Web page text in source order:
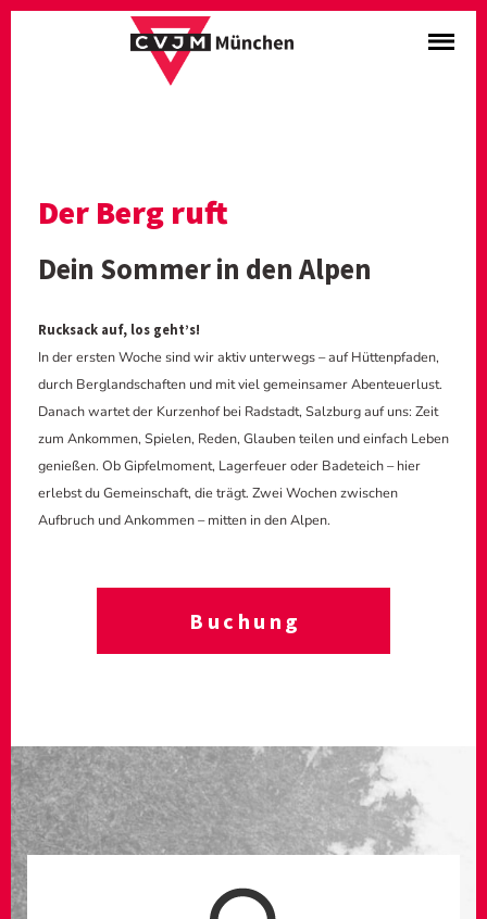
Der Berg ruft
Dein Sommer in den Alpen
Rucksack auf, los geht’s!
In der ersten Woche sind wir aktiv unterwegs – auf Hüttenpfaden,
durch Berglandschaften und mit viel gemeinsamer Abenteuerlust.
Danach wartet der Kurzenhof bei Radstadt, Salzburg auf uns: Zeit
zum Ankommen, Spielen, Reden, Glauben teilen und einfach Leben
genießen. Ob Gipfelmoment, Lagerfeuer oder Badeteich – hier
erlebst du Gemeinschaft, die trägt. Zwei Wochen zwischen
Aufbruch und Ankommen – mitten in den Alpen.
Buchung